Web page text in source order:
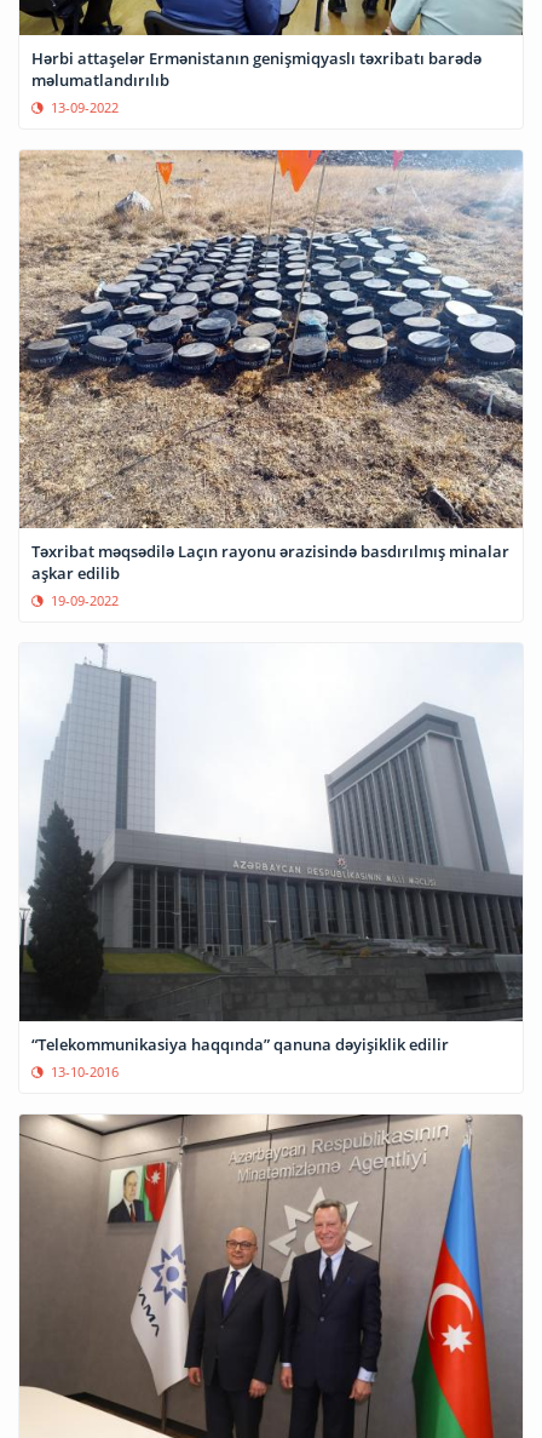
Hərbi attaşelər Ermənistanın genişmiqyaslı təxribatı barədə
məlumatlandırılıb
13-09-2022
Təxribat məqsədilə Laçın rayonu ərazisində basdırılmış minalar
aşkar edilib
19-09-2022
“Telekommunikasiya haqqında” qanuna dəyişiklik edilir
13-10-2016